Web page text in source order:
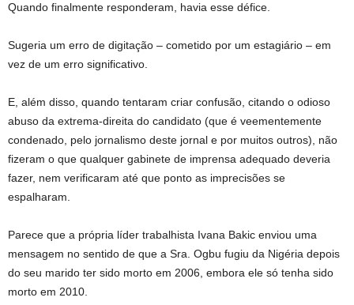
Quando finalmente responderam, havia esse défice.
Sugeria um erro de digitação – cometido por um estagiário – em
vez de um erro significativo.
E, além disso, quando tentaram criar confusão, citando o odioso
abuso da extrema-direita do candidato (que é veementemente
condenado, pelo jornalismo deste jornal e por muitos outros), não
fizeram o que qualquer gabinete de imprensa adequado deveria
fazer, nem verificaram até que ponto as imprecisões se
espalharam.
Parece que a própria líder trabalhista Ivana Bakic enviou uma
mensagem no sentido de que a Sra. Ogbu fugiu da Nigéria depois
do seu marido ter sido morto em 2006, embora ele só tenha sido
morto em 2010.